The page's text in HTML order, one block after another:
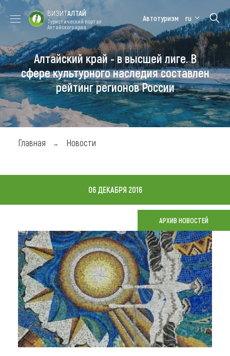
Форум VISIT
ALTAI
Цветение
маральника
Медицинский
форум
Алтайская
зимовка
Туры
Где побывать
Чем заняться
Карта
Что привезти (сувениры)
О регионе
Коллекция впечатлений
Другие рубрики
ВИЗИТАЛТАЙ
Туристический портал
Алтайского края
Автотуризм ru
Алтайский край - в высшей лиге. В
сфере культурного наследия составлен
рейтинг регионов России
Главная Новости
06 ДЕКАБРЯ 2016
АРХИВ НОВОСТЕЙ